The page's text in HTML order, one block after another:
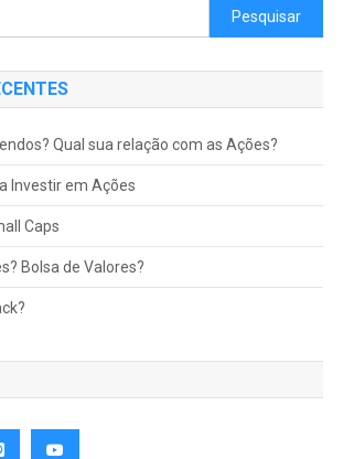
Pesquisar por:
Qual sua relação com as Ações?
Investir em Ações
Caps
Bolsa de Valores?